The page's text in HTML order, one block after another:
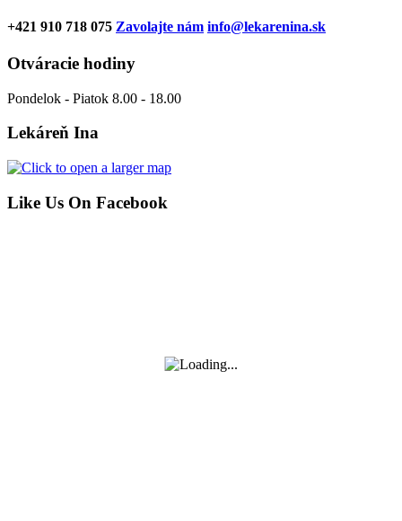
+421 910 718 075 Zavolajte nám info@lekarenina.sk
Otváracie hodiny
Pondelok - Piatok 8.00 - 18.00
Lekáreň Ina
Like Us On Facebook